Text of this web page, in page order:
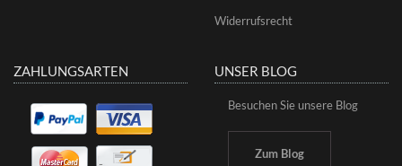
Widerrufsrecht
ZAHLUNGSARTEN UNSER BLOG
Besuchen Sie unsere Blog
Zum Blog